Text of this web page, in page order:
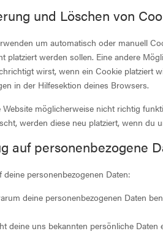
und Löschen von
um automatisch oder manuell
platziert werden sollen. Eine andere
wirst, wenn ein Cookie platziert
in der Hilfesektion deines Browsers.
möglicherweise nicht richtig
werden diese neu platziert, wenn du
auf personenbezogene
personenbezogenen Daten:
deine personenbezogenen Daten
deine uns bekannten persönliche Daten